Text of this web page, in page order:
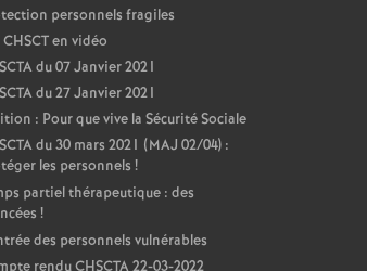
l
é
a
n
s
personnels fragiles
CHSCT en vidéo
du 07 Janvier 2021
du 27 Janvier 2021
: Pour que vive la Sécurité Sociale
du 30 mars 2021 (MAJ 02/04) :
les personnels !
partiel thérapeutique : des
!
des personnels vulnérables